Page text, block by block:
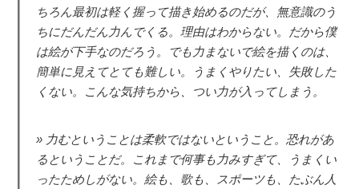
ちろん最初は軽く握って描き始めるのだが、無意識のう
ちにだんだん力んでくる。理由はわからない。だから僕
は絵が下手なのだろう。でも力まないで絵を描くのは、
簡単に見えてとても難しい。うまくやりたい、失敗した
くない。こんな気持ちから、つい力が入ってしまう。
力むということは柔軟ではないということ。恐れがあ
るということだ。これまで何事も力みすぎて、うまくい
ったためしがない。絵も、歌も、スポーツも、たぶん人